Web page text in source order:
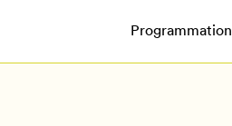
Programmation